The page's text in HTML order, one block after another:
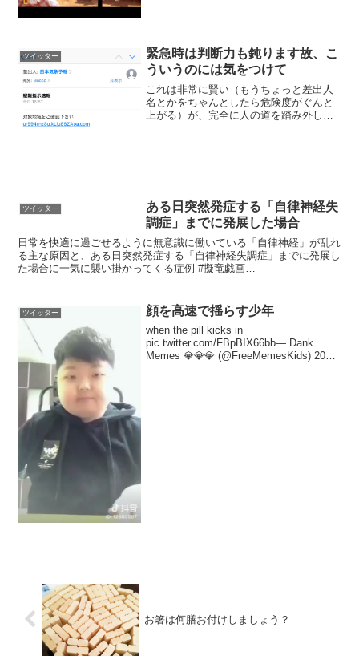
ツイッター
緊急時は判断力も鈍ります故、こ
ういうのには気をつけて
これは非常に賢い（もうちょっと差出人
名とかをちゃんとしたら危険度がぐんと
上がる）が、完全に人の道を踏み外して
ツイッター
ある日突然発症する「自律神経失
調症」までに発展した場合
日常を快適に過ごせるように無意識に働いている「自律神経」が乱れ
る主な原因と、ある日突然発症する「自律神経失調症」までに発展し
た場合に一気に襲い掛かってくる症例 #擬竜戯画
ツイッター 顔を高速で揺らす少年
when the pill kicks in
pic.twitter.com/FBpBIX66bb— Dank
Memes 💎💎💎 (@FreeMemesKids) 2017
お箸は何膳お付けしましょう？